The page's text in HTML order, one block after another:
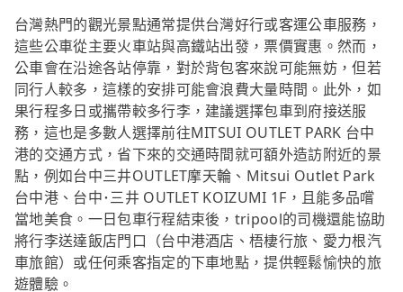
台灣熱門的觀光景點通常提供台灣好行或客運公車服務，
這些公車從主要火車站與高鐵站出發，票價實惠。然而，
公車會在沿途各站停靠，對於背包客來說可能無妨，但若
同行人較多，這樣的安排可能會浪費大量時間。此外，如
果行程多日或攜帶較多行李，建議選擇包車到府接送服
務，這也是多數人選擇前往MITSUI OUTLET PARK 台中
港的交通方式，省下來的交通時間就可額外造訪附近的景
點，例如台中三井OUTLET摩天輪、Mitsui Outlet Park
台中港、台中･三井 OUTLET KOIZUMI 1F，且能多品嚐
當地美食。一日包車行程結束後，tripool的司機還能協助
將行李送達飯店門口（台中港酒店、梧棲行旅、愛力根汽
車旅館）或任何乘客指定的下車地點，提供輕鬆愉快的旅
遊體驗。